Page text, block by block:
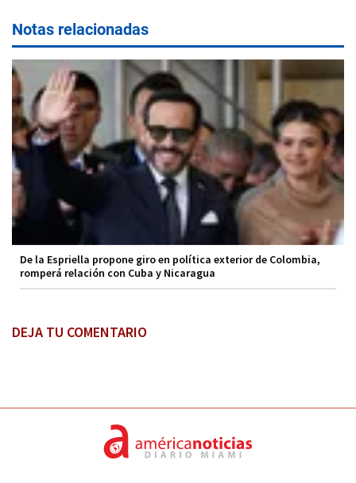
Notas relacionadas
De la Espriella propone giro en política exterior de Colombia,
romperá relación con Cuba y Nicaragua
DEJA TU COMENTARIO